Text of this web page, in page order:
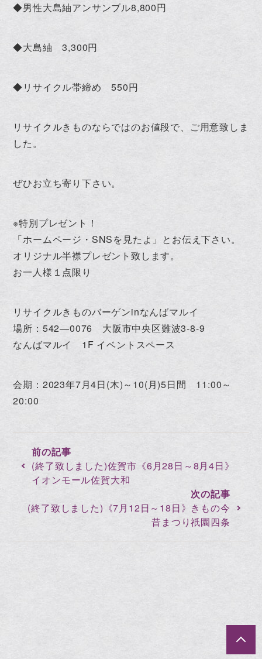
◆男性大島紬アンサンブル8,800円
◆大島紬 3,300円
◆リサイクル帯締め 550円
リサイクルきものならではのお値段で、ご用意致しま
した。
ぜひお立ち寄り下さい。
※特別プレゼント！
「ホームページ・SNSを見たよ」とお伝え下さい。
オリジナル半襟プレゼント致します。
お一人様１点限り
リサイクルきものバーゲンinなんばマルイ
場所：542—0076 大阪市中央区難波3-8-9
なんばマルイ 1F イベントスペース
会期：2023年7月4日(木)～10(月)5日間 11:00～
20:00
(終了致しました)佐賀市《6月28日～8月4日》
イオンモール佐賀大和
(終了致しました)《7月12日～18日》きもの今
昔まつり祇園四条